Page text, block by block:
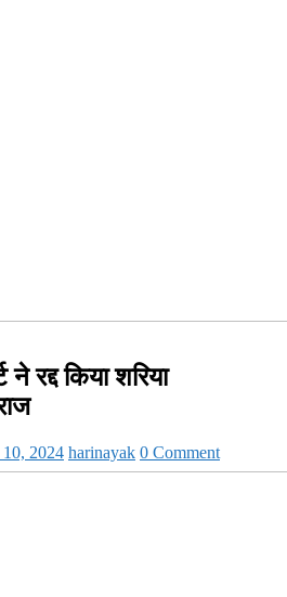
रद्द किया शरिया
2024 harinayak 0 Comment